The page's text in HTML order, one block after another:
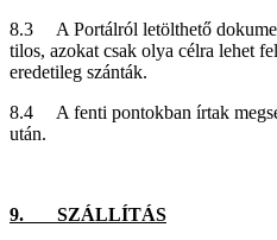
8.3 A Portálról letölthető
tilos, azokat csak olya célra lehet
eredetileg szánták.
8.4 A fenti pontokban írtak
után.
9. SZÁLLÍTÁS